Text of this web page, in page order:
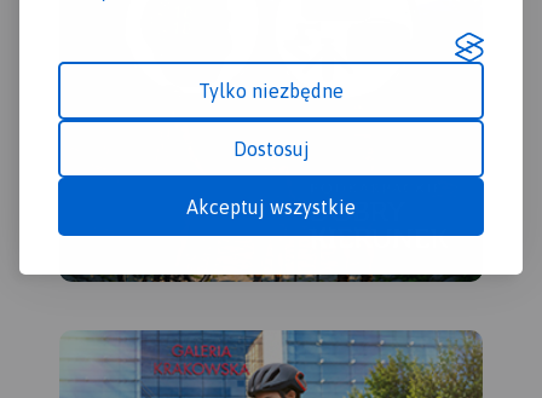
Tylko niezbędne
Dostosuj
Akceptuj wszystkie